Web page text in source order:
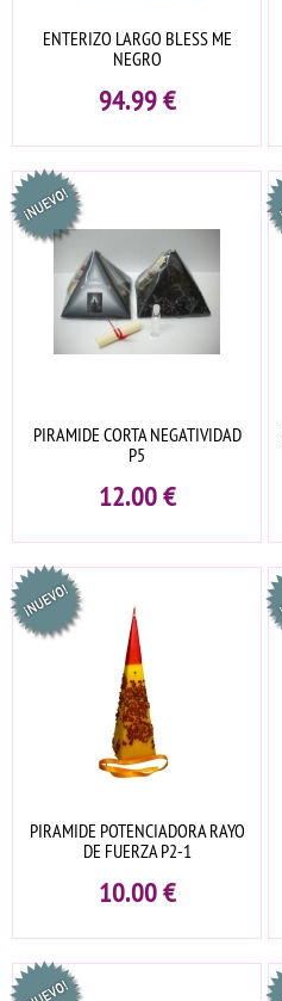
ENTERIZO LARGO BLESS ME
NEGRO
94.99€
PIRAMIDE CORTA NEGATIVIDAD
P5
12.00€
PIRAMIDE POTENCIADORA RAYO
DE FUERZA P2-1
10.00€